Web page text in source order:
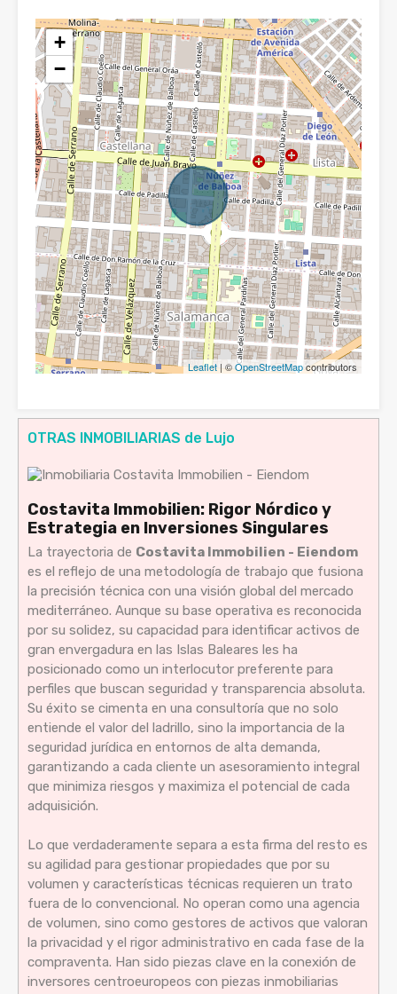
+
−
Leaflet | ©OpenStreetMapcontributors
OTRAS INMOBILIARIAS de Lujo
Costavita Immobilien: Rigor Nórdico y
Estrategia en Inversiones Singulares
La trayectoria de Costavita Immobilien - Eiendom
es el reflejo de una metodología de trabajo que fusiona
la precisión técnica con una visión global del mercado
mediterráneo. Aunque su base operativa es reconocida
por su solidez, su capacidad para identificar activos de
gran envergadura en las Islas Baleares les ha
posicionado como un interlocutor preferente para
perfiles que buscan seguridad y transparencia absoluta.
Su éxito se cimenta en una consultoría que no solo
entiende el valor del ladrillo, sino la importancia de la
seguridad jurídica en entornos de alta demanda,
garantizando a cada cliente un asesoramiento integral
que minimiza riesgos y maximiza el potencial de cada
adquisición.
Lo que verdaderamente separa a esta firma del resto es
su agilidad para gestionar propiedades que por su
volumen y características técnicas requieren un trato
fuera de lo convencional. No operan como una agencia
de volumen, sino como gestores de activos que valoran
la privacidad y el rigor administrativo en cada fase de la
compraventa. Han sido piezas clave en la conexión de
inversores centroeuropeos con piezas inmobiliarias